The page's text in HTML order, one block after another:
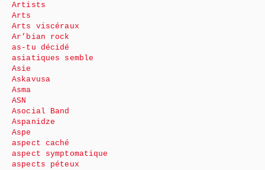
Artists
Arts
Arts viscéraux
Ar’bian rock
as-tu décidé
asiatiques semble
Asie
Askavusa
Asma
ASN
Asocial Band
Aspanidze
Aspe
aspect caché
aspect symptomatique
aspects péteux